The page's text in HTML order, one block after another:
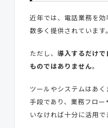
近年では、電話業務を
数多く提供されています。
ただし、 導入するだけ
ものではありません。
ツールやシステムはあ
手段であり、業務フロ
いなければ十分に活用で